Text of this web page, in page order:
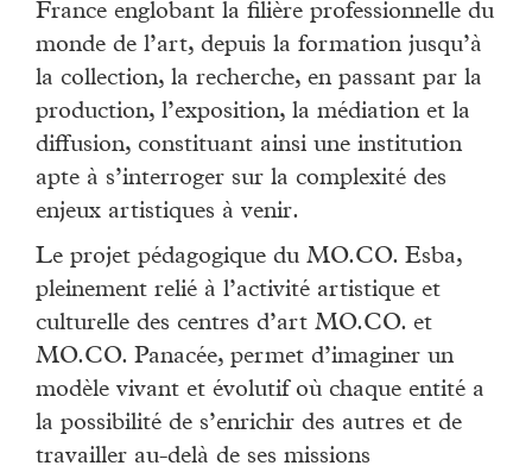
France englobant la filière professionnelle du
monde de l’art, depuis la formation jusqu’à
la collection, la recherche, en passant par la
production, l’exposition, la médiation et la
diffusion, constituant ainsi une institution
apte à s’interroger sur la complexité des
enjeux artistiques à venir.
Le projet pédagogique du MO.CO. Esba,
pleinement relié à l’activité artistique et
culturelle des centres d’art MO.CO. et
MO.CO. Panacée, permet d’imaginer un
modèle vivant et évolutif où chaque entité a
la possibilité de s’enrichir des autres et de
travailler au-delà de ses missions